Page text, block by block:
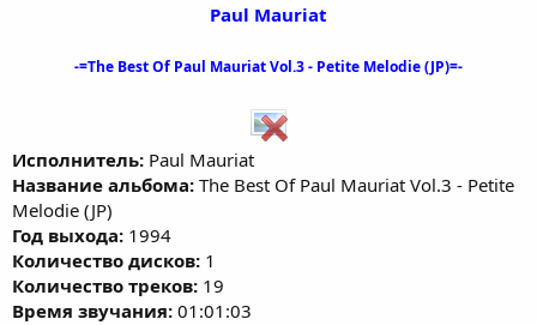
Paul Mauriat
-=The Best Of Paul Mauriat Vol.3 - Petite Melodie (JP)=-
Исполнитель: Paul Mauriat
Название альбома: The Best Of Paul Mauriat Vol.3 - Petite
Melodie (JP)
Год выхода: 1994
Количество дисков: 1
Количество треков: 19
Время звучания: 01:01:03